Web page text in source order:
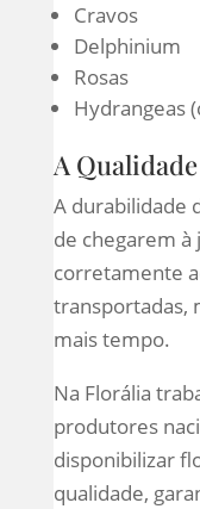
Cravos
Delphinium
Rosas
Hydrangeas
A
A durabilidade
de chegarem à
corretamente
transportadas,
mais tempo.
Na Florália
produtores
disponibilizar
qualidade,